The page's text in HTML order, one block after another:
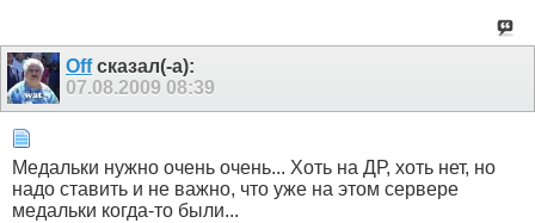
Offсказал(-а):
07.08.2009 08:39
Медальки нужно очень очень... Хоть на ДР, хоть нет, но
надо ставить и не важно, что уже на этом сервере
медальки когда-то были...